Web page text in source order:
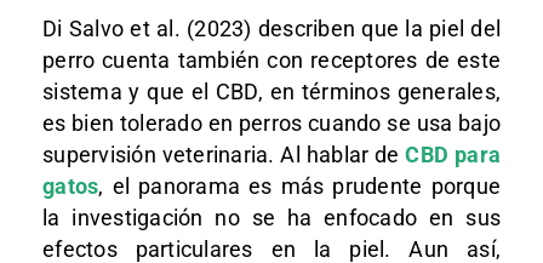
Di Salvo et al. (2023) describen que la piel del
perro cuenta también con receptores de este
sistema y que el CBD, en términos generales,
es bien tolerado en perros cuando se usa bajo
supervisión veterinaria. Al hablar deCBD para
gatos, el panorama es más prudente porque
la investigación no se ha enfocado en sus
efectos particulares en la piel. Aun así,